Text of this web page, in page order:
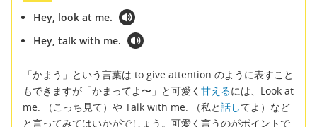
Hey, look at me.
Hey, talk with me.
「かまう」という言葉は to give attention のように表すこと
もできますが「かまってよ〜」と可愛く 甘えるには、Look at
me. （こっち見て）や Talk with me. （私と話してよ）など
と言ってみてはいかがでしょう。可愛く言うのがポイントで